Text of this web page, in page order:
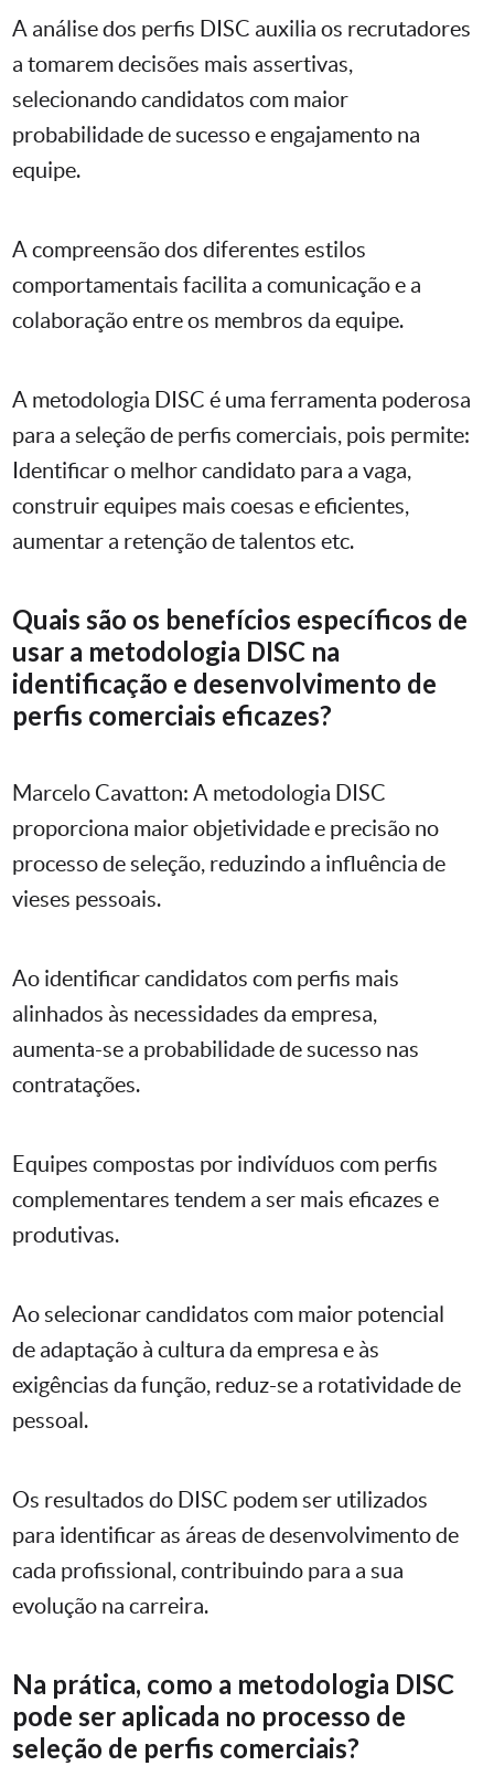
A análise dos perfis DISC auxilia os recrutadores
a tomarem decisões mais assertivas,
selecionando candidatos com maior
probabilidade de sucesso e engajamento na
equipe.
A compreensão dos diferentes estilos
comportamentais facilita a comunicação e a
colaboração entre os membros da equipe.
A metodologia DISC é uma ferramenta poderosa
para a seleção de perfis comerciais, pois permite:
Identificar o melhor candidato para a vaga,
construir equipes mais coesas e eficientes,
aumentar a retenção de talentos etc.
Quais são os benefícios específicos de
usar a metodologia DISC na
identificação e desenvolvimento de
perfis comerciais eficazes?
Marcelo Cavatton: A metodologia DISC
proporciona maior objetividade e precisão no
processo de seleção, reduzindo a influência de
vieses pessoais.
Ao identificar candidatos com perfis mais
alinhados às necessidades da empresa,
aumenta-se a probabilidade de sucesso nas
contratações.
Equipes compostas por indivíduos com perfis
complementares tendem a ser mais eficazes e
produtivas.
Ao selecionar candidatos com maior potencial
de adaptação à cultura da empresa e às
exigências da função, reduz-se a rotatividade de
pessoal.
Os resultados do DISC podem ser utilizados
para identificar as áreas de desenvolvimento de
cada profissional, contribuindo para a sua
evolução na carreira.
Na prática, como a metodologia DISC
pode ser aplicada no processo de
seleção de perfis comerciais?